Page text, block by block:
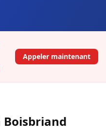
Appeler maintenant
Boisbriand